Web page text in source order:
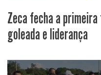
Zeca fecha a
goleada e liderança